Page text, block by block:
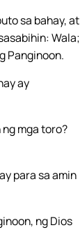
sa bahay, at
Wala;
Panginoon.
ay
mga toro?
para sa amin
ng Dios